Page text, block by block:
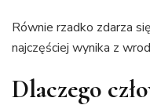
Równie rzadko zdarza
najczęściej wynika z
Dlaczego